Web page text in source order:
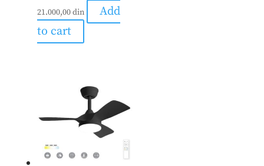
21.000,00din
Add
to cart